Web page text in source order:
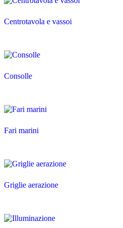
Centrotavola e vassoi
Consolle
Fari marini
Griglie aerazione